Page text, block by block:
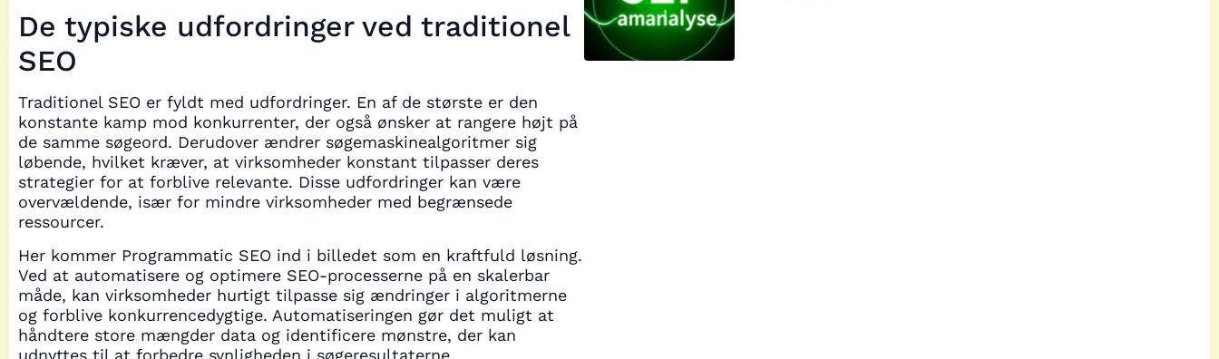
De typiske udfordringer ved traditionel
SEO
Traditionel SEO er fyldt med udfordringer. En af de største er den
konstante kamp mod konkurrenter, der også ønsker at rangere højt på
de samme søgeord. Derudover ændrer søgemaskinealgoritmer sig
løbende, hvilket kræver, at virksomheder konstant tilpasser deres
strategier for at forblive relevante. Disse udfordringer kan være
overvældende, især for mindre virksomheder med begrænsede
ressourcer.
Her kommer Programmatic SEO ind i billedet som en kraftfuld løsning.
Ved at automatisere og optimere SEO-processerne på en skalerbar
måde, kan virksomheder hurtigt tilpasse sig ændringer i algoritmerne
og forblive konkurrencedygtige. Automatiseringen gør det muligt at
håndtere store mængder data og identificere mønstre, der kan
udnyttes til at forbedre synligheden i søgeresultaterne.